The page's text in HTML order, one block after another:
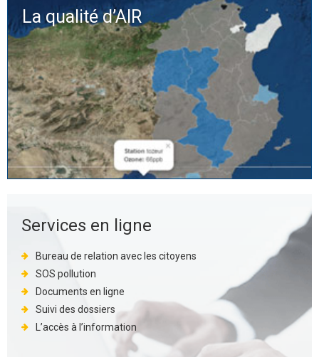
La qualité d’AIR
Services en ligne
Bureau de relation avec les citoyens
SOS pollution
Documents en ligne
Suivi des dossiers
L’accès à l’information